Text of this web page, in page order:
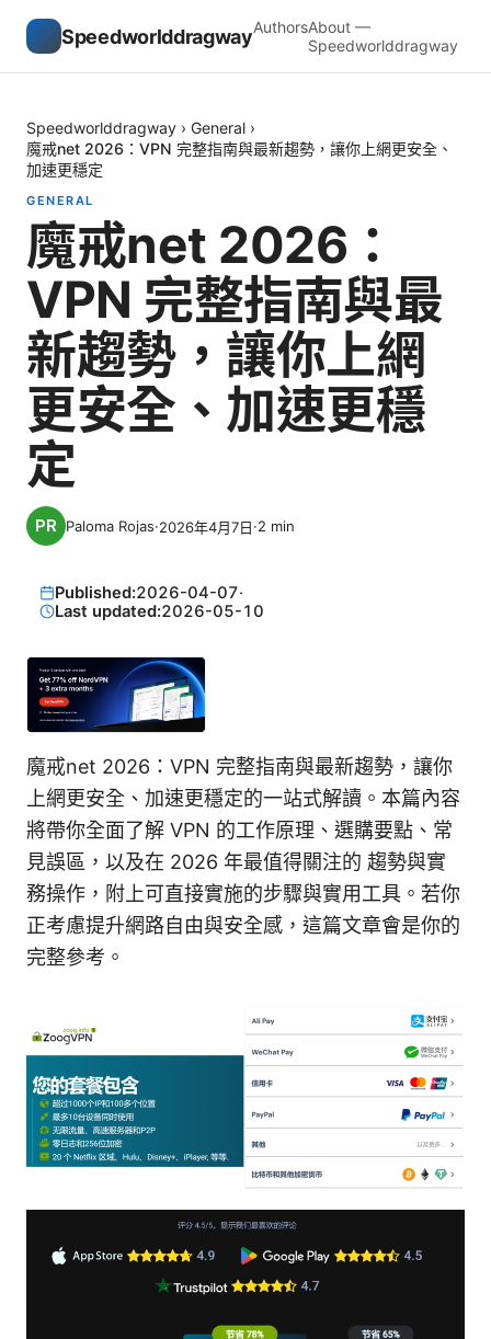
SpeedworlddragwayAuthorsAbout —
Speedworlddragway
Speedworlddragway › General ›
魔戒net 2026：VPN 完整指南與最新趨勢，讓你上網更安全、
加速更穩定
GENERAL
魔戒net 2026：
VPN 完整指南與最
新趨勢，讓你上網
更安全、加速更穩
定
Paloma Rojas·2026年4月7日·2 min
Published:2026-04-07·
Last updated:2026-05-10
魔戒net 2026：VPN 完整指南與最新趨勢，讓你
上網更安全、加速更穩定的一站式解讀。本篇內容
將帶你全面了解 VPN 的工作原理、選購要點、常
見誤區，以及在 2026 年最值得關注的 趨勢與實
務操作，附上可直接實施的步驟與實用工具。若你
正考慮提升網路自由與安全感，這篇文章會是你的
完整參考。